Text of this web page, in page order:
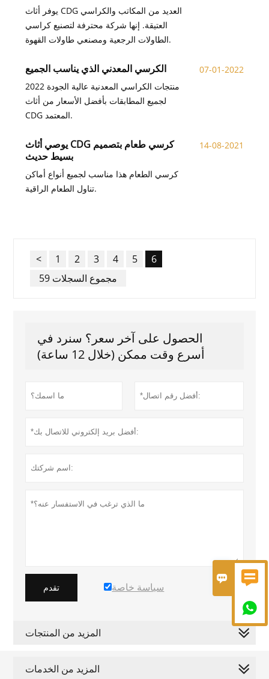
 

يوفر أثاث CDG العديد من المكاتب والكراسي
العتيقة. إنها شركة محترفة لتصنيع كراسي
الطاولات الرجعية ومصنعي طاولات القهوة.
الكرسي المعدني الذي يناسب الجميع
2022 منتجات الكراسي المعدنية عالية الجودة
لجميع المطابقات بأفضل الأسعار من أثاث
CDG المعتمد.
07-01-2022
يوصي أثاث CDG كرسي طعام بتصميم
بسيط حديث
كرسي الطعام هذا مناسب لجميع أنواع أماكن
تناول الطعام الراقية.
14-08-2021
< 1 2 3 4 5
6
59 مجموع السجلات
الحصول على آخر سعر؟ سنرد في
أسرع وقت ممكن (خلال 12 ساعة)
تقدم سياسة خاصة
المزيد من المنتجات
المزيد من الخدمات